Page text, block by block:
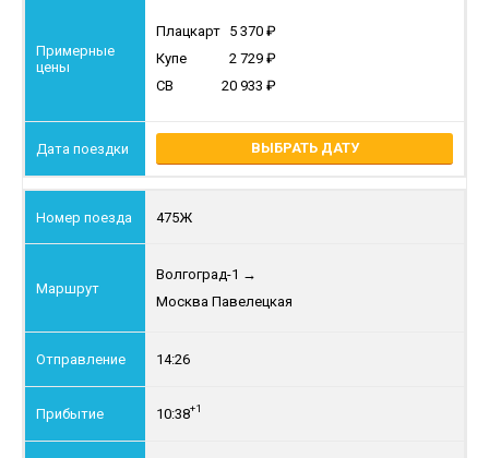
Плацкарт 5 370
Купе
2 729
СВ
20 933
ВЫБРАТЬ ДАТУ
475Ж
Волгоград-1 →
Москва Павелецкая
14:26
10:38+1